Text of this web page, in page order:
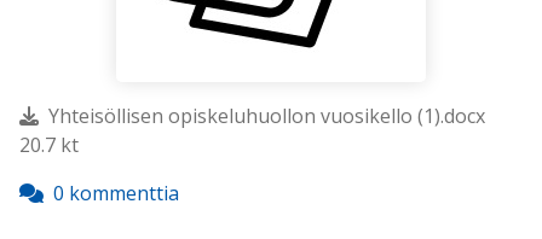
Yhteisöllisen opiskeluhuollon vuosikello (1).docx
20.7 kt
0 kommenttia